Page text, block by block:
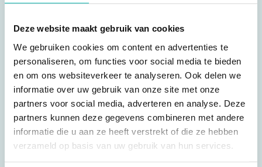
Deze website maakt gebruik van cookies
We gebruiken cookies om content en advertenties te
personaliseren, om functies voor social media te bieden
en om ons websiteverkeer te analyseren. Ook delen we
informatie over uw gebruik van onze site met onze
partners voor social media, adverteren en analyse. Deze
partners kunnen deze gegevens combineren met andere
informatie die u aan ze heeft verstrekt of die ze hebben
verzameld op basis van uw gebruik van hun services.
22 NOV 2019
Digitale tool zorgt voor flexibiliteit en
gebruiksgemak bij liftmonteur